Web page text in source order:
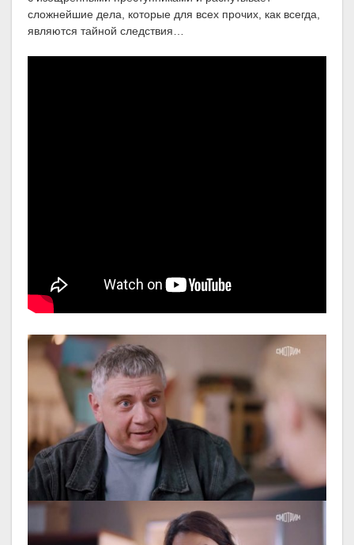
сложнейшие дела, которые для всех прочих, как всегда,
являются тайной следствия…